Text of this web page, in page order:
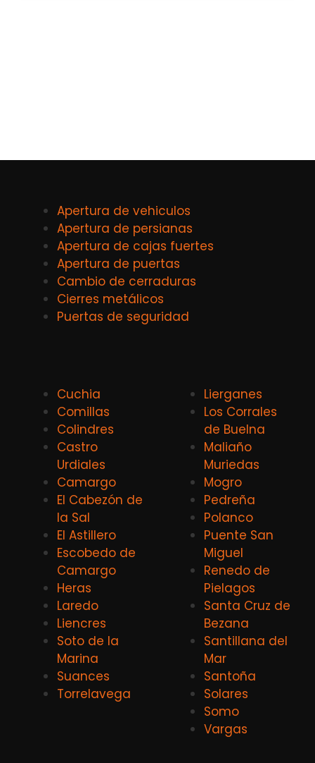
Apertura de vehiculos
Apertura de persianas
Apertura de cajas fuertes
Apertura de puertas
Cambio de cerraduras
Cierres metálicos
Puertas de seguridad
Cuchia
Comillas
Colindres
Castro
Urdiales
Camargo
El Cabezón de
la Sal
El Astillero
Escobedo de
Camargo
Heras
Laredo
Liencres
Soto de la
Marina
Suances
Torrelavega
Lierganes
Los Corrales
de Buelna
Maliaño
Muriedas
Mogro
Pedreña
Polanco
Puente San
Miguel
Renedo de
Pielagos
Santa Cruz de
Bezana
Santillana del
Mar
Santoña
Solares
Somo
Vargas